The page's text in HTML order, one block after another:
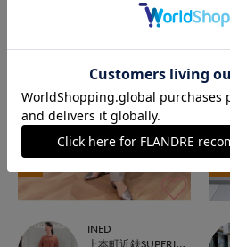
INED
上本町近鉄SUPERIORCLOSET